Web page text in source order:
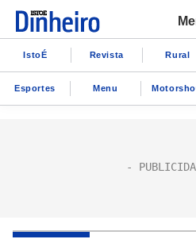
IstoÉ Revista Rural
Esportes Menu